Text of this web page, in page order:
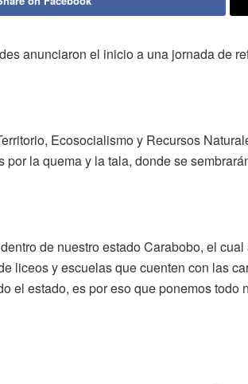
anunciaron el inicio a una jornada de
Ecosocialismo y Recursos
la quema y la tala, donde se
de nuestro estado Carabobo, el
liceos y escuelas que cuenten con las
el estado, es por eso que ponemos